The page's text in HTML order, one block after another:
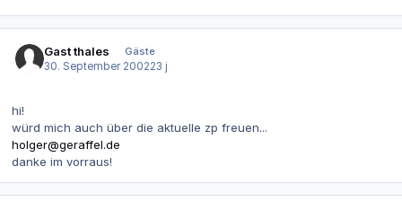
Gast thales
Gäste
30. September 200223 j
hi!
würd mich auch über die aktuelle zp freuen...
holger@geraffel.de
danke im vorraus!